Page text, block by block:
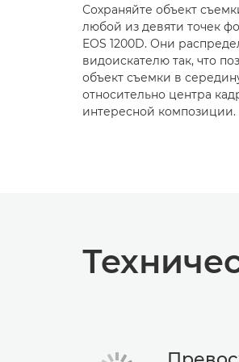
Сохраняйте объект
любой из девяти точек
EOS 1200D. Они
видоискателю так, что
объект съемки в
относительно центра
интересной композиции.